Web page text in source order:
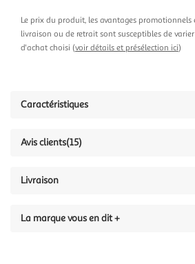
Le prix du produit, les avantages promotionnels
livraison ou de retrait sont susceptibles de
d'achat choisi (voir détails et présélection ici)
Caractéristiques
Avis clients(15)
Livraison
La marque vous en dit +